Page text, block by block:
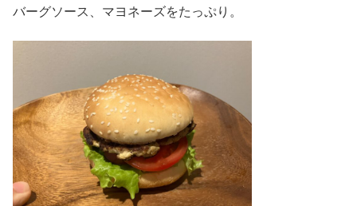
バーグソース、マヨネーズをたっぷり。